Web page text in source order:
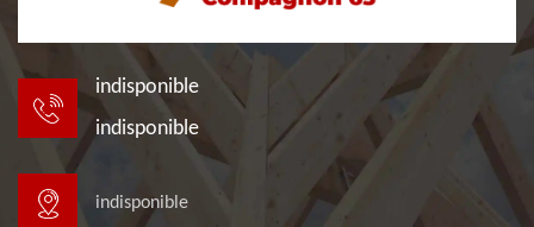
indisponible
indisponible
indisponible